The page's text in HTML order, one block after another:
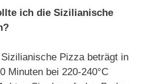
ich die Sizilianische
Pizza beträgt in
Minuten bei 220-240°C